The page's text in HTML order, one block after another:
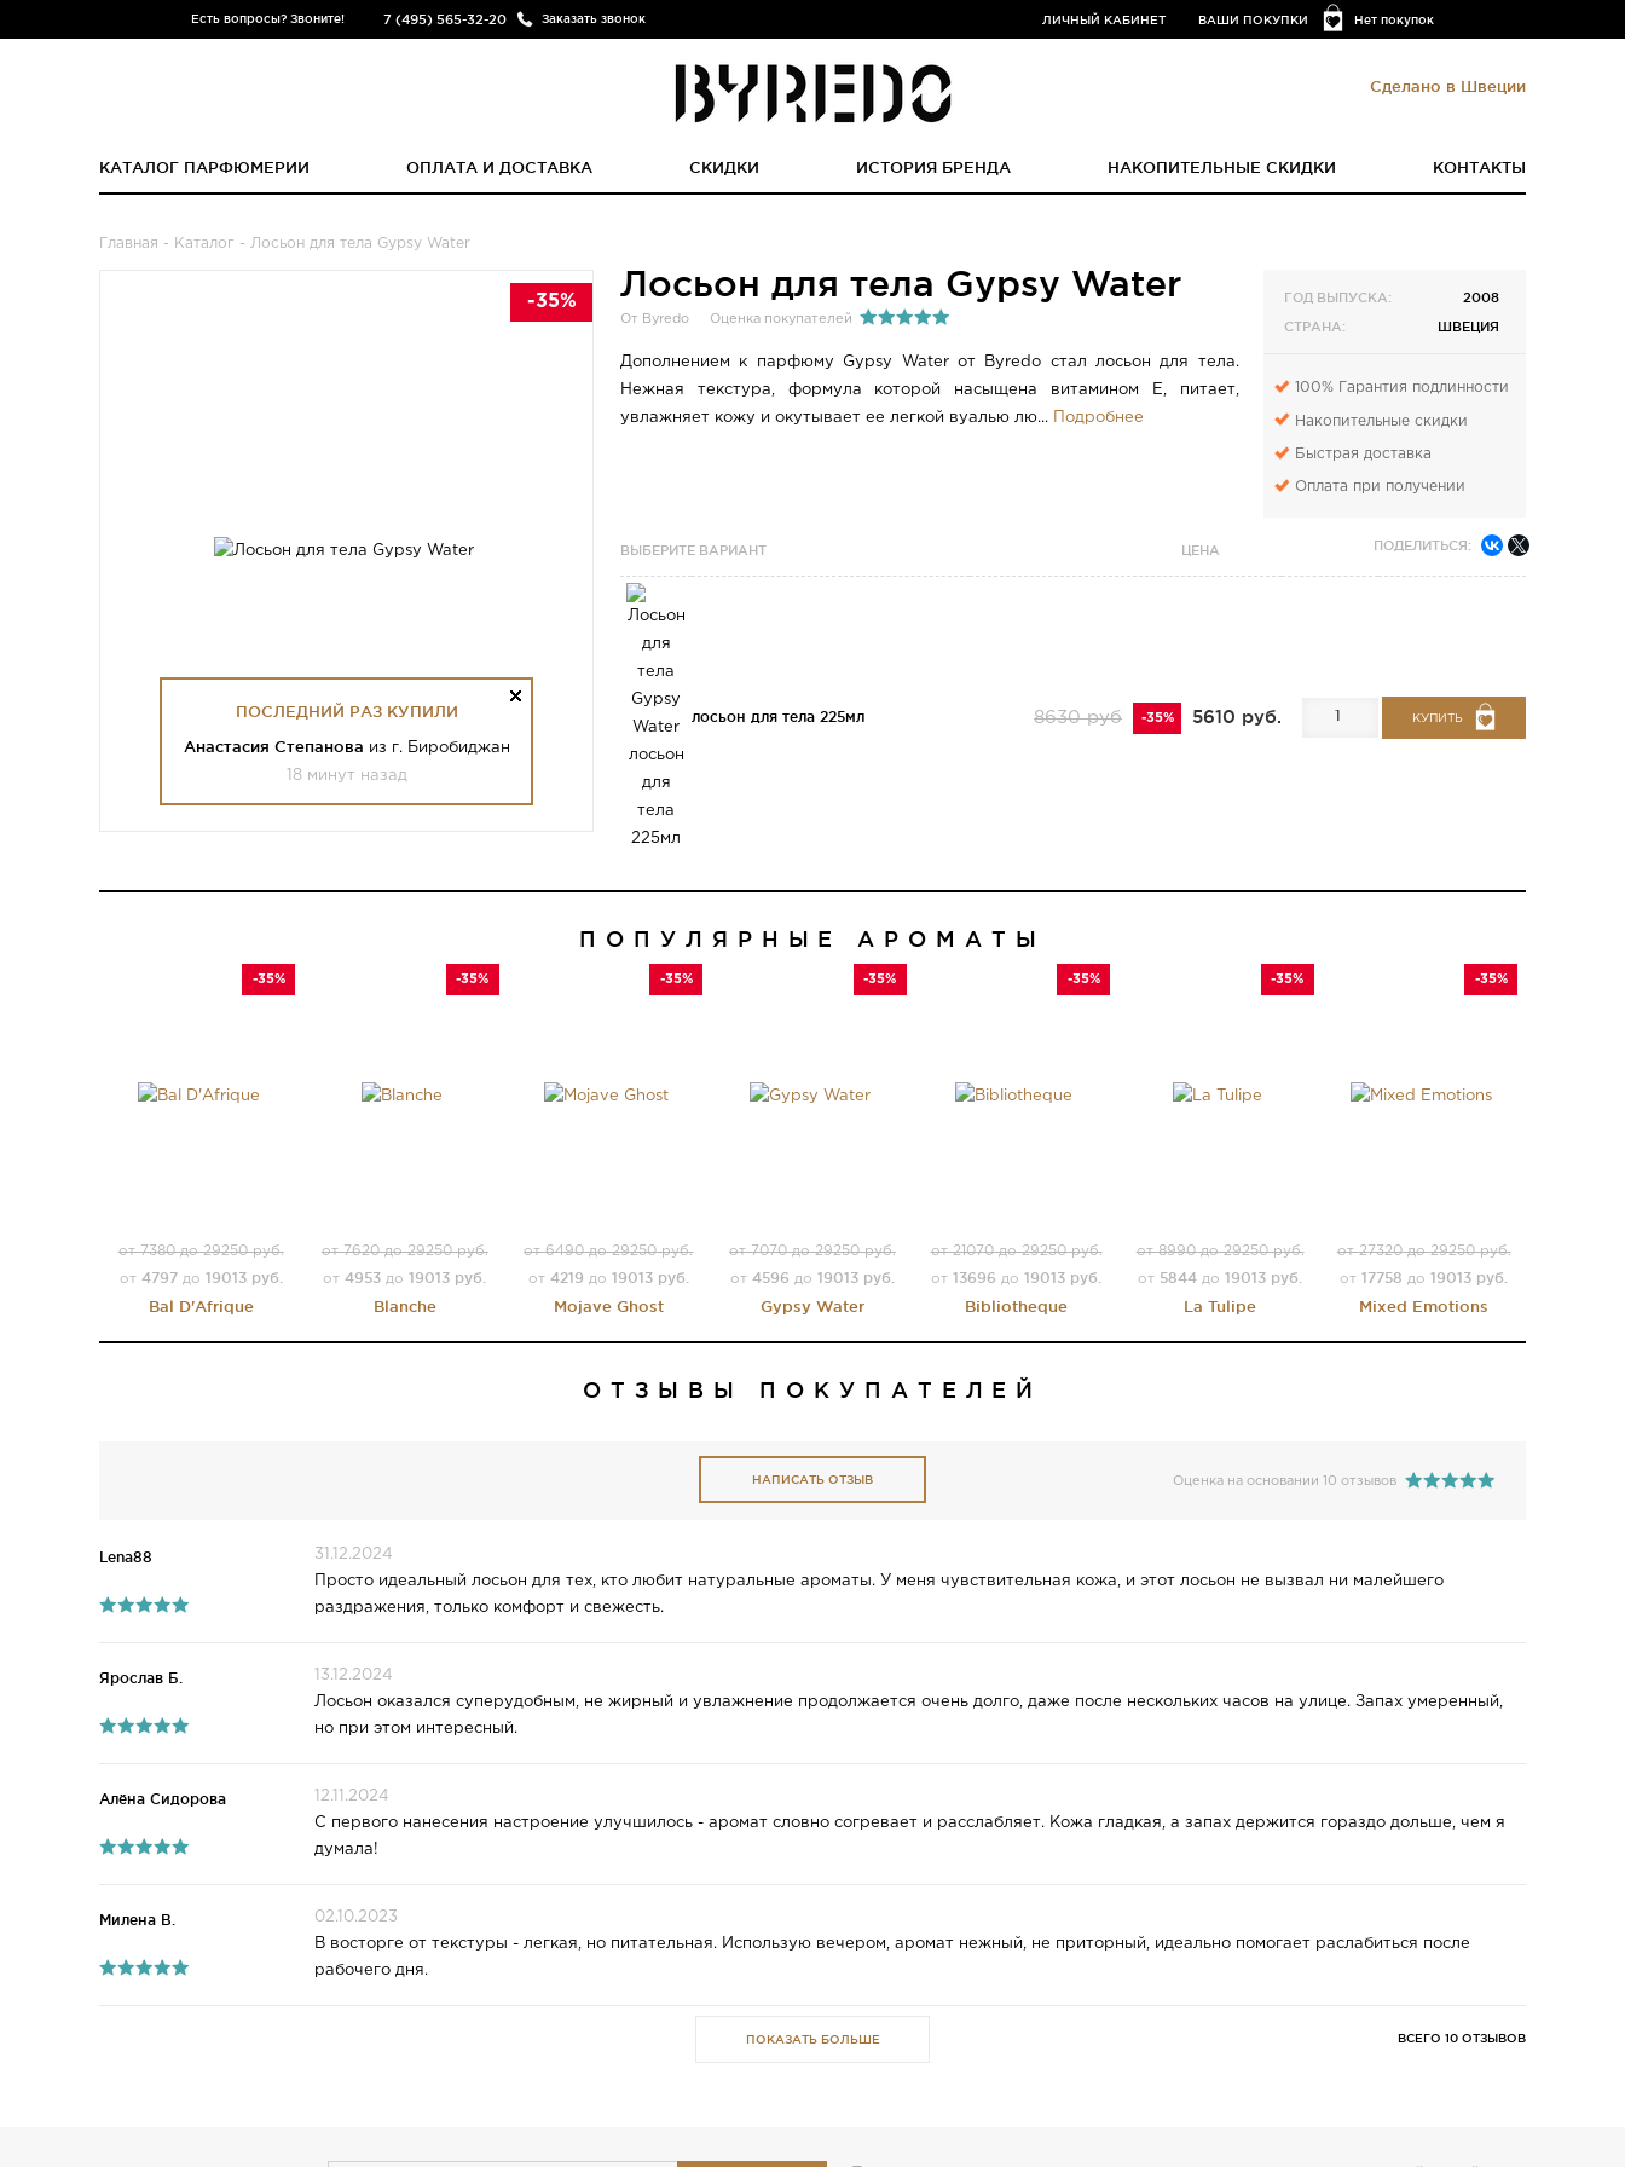
Есть вопросы? Звоните! 7 (495) 565-32-20 Заказать звонок Нет покупок
ЛИЧНЫЙ КАБИНЕТ ВАШИ ПОКУПКИ
Сделано в Швеции
КАТАЛОГ ПАРФЮМЕРИИ ОПЛАТА И ДОСТАВКА СКИДКИ ИСТОРИЯ БРЕНДА НАКОПИТЕЛЬНЫЕ СКИДКИ КОНТАКТЫ
Главная - Каталог - Лосьон для тела Gypsy Water
-35%
ПОСЛЕДНИЙ РАЗ КУПИЛИ
Анастасия Степанова из г. Биробиджан
18 минут назад
Лосьон для тела Gypsy Water
От Byredo Оценка покупателей
Дополнением к парфюму Gypsy Water от Byredo стал лосьон для тела.
Нежная текстура, формула которой насыщена витамином Е, питает,
увлажняет кожу и окутывает ее легкой вуалью лю... Подробнее
ГОД ВЫПУСКА:
2008
СТРАНА:
ШВЕЦИЯ
100% Гарантия подлинности
Накопительные скидки
Быстрая доставка
Оплата при получении
ВЫБЕРИТЕ ВАРИАНТ ЦЕНА ПОДЕЛИТЬСЯ:
лосьон для тела 225мл 8630 руб -35% 5610 руб. КУПИТЬ
ПОПУЛЯРНЫЕ АРОМАТЫ
-35%
от 7380 до 29250 руб.
от 4797до 19013 руб.
Bal D'Afrique
-35%
от 7620 до 29250 руб.
от4953 до19013 руб.
Blanche
-35%
от 6490 до 29250 руб.
от 4219 до 19013 руб.
Mojave Ghost
-35%
от 7070 до 29250 руб.
от 4596 до 19013 руб.
Gypsy Water
-35%
от 21070 до 29250 руб.
от13696 до19013 руб.
Bibliotheque
-35%
от 8990 до 29250 руб.
от 5844 до19013 руб.
La Tulipe
-35%
от 27320 до 29250 руб.
от17758 до19013 руб.
Mixed Emotions
ОТЗЫВЫ ПОКУПАТЕЛЕЙ
НАПИСАТЬ ОТЗЫВ Оценка на основании 10 отзывов
Lena88
31.12.2024
Просто идеальный лосьон для тех, кто любит натуральные ароматы. У меня чувствительная кожа, и этот лосьон не вызвал ни малейшего
раздражения, только комфорт и свежесть.
Ярослав Б.
13.12.2024
Лосьон оказался суперудобным, не жирный и увлажнение продолжается очень долго, даже после нескольких часов на улице. Запах умеренный,
но при этом интересный.
Алёна Сидорова
12.11.2024
С первого нанесения настроение улучшилось - аромат словно согревает и расслабляет. Кожа гладкая, а запах держится гораздо дольше, чем я
думала!
Милена В.
02.10.2023
В восторге от текстуры - легкая, но питательная. Использую вечером, аромат нежный, не приторный, идеально помогает раслабиться после
рабочего дня.
ВСЕГО 10 ОТЗЫВОВ
ПОКАЗАТЬ БОЛЬШЕ